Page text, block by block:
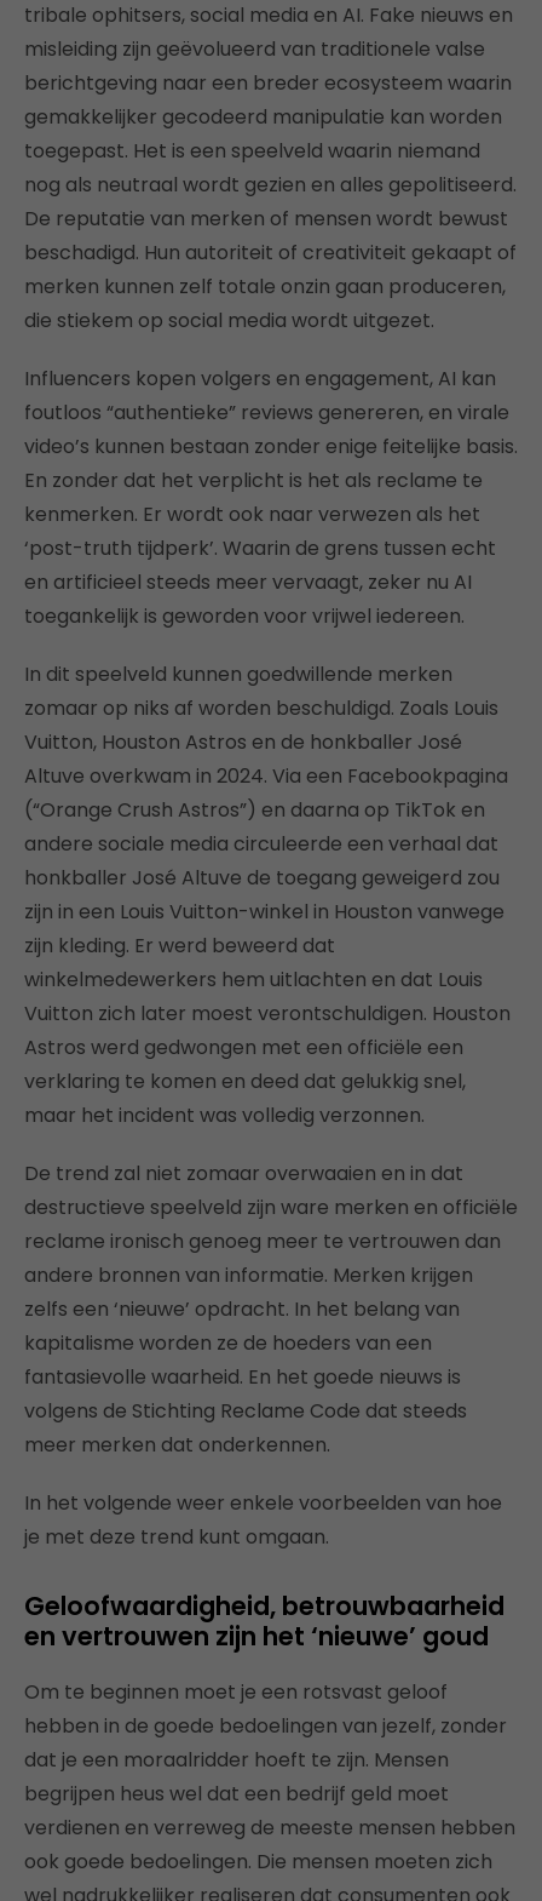
tribale ophitsers, social media en AI. Fake nieuws en
misleiding zijn geëvolueerd van traditionele valse
berichtgeving naar een breder ecosysteem waarin
gemakkelijker gecodeerd manipulatie kan worden
toegepast. Het is een speelveld waarin niemand
nog als neutraal wordt gezien en alles gepolitiseerd.
De reputatie van merken of mensen wordt bewust
beschadigd. Hun autoriteit of creativiteit gekaapt of
merken kunnen zelf totale onzin gaan produceren,
die stiekem op social media wordt uitgezet.
Influencers kopen volgers en engagement, AI kan
foutloos “authentieke” reviews genereren, en virale
video’s kunnen bestaan zonder enige feitelijke basis.
En zonder dat het verplicht is het als reclame te
kenmerken. Er wordt ook naar verwezen als het
‘post-truth tijdperk’. Waarin de grens tussen echt
en artificieel steeds meer vervaagt, zeker nu AI
toegankelijk is geworden voor vrijwel iedereen.
In dit speelveld kunnen goedwillende merken
zomaar op niks af worden beschuldigd. Zoals Louis
Vuitton, Houston Astros en de honkballer José
Altuve overkwam in 2024. Via een Facebookpagina
(“Orange Crush Astros”) en daarna op TikTok en
andere sociale media circuleerde een verhaal dat
honkballer José Altuve de toegang geweigerd zou
zijn in een Louis Vuitton-winkel in Houston vanwege
zijn kleding. Er werd beweerd dat
winkelmedewerkers hem uitlachten en dat Louis
Vuitton zich later moest verontschuldigen. Houston
Astros werd gedwongen met een officiële een
verklaring te komen en deed dat gelukkig snel,
maar het incident was volledig verzonnen.
De trend zal niet zomaar overwaaien en in dat
destructieve speelveld zijn ware merken en officiële
reclame ironisch genoeg meer te vertrouwen dan
andere bronnen van informatie. Merken krijgen
zelfs een ‘nieuwe’ opdracht. In het belang van
kapitalisme worden ze de hoeders van een
fantasievolle waarheid. En het goede nieuws is
volgens de Stichting Reclame Code dat steeds
meer merken dat onderkennen.
In het volgende weer enkele voorbeelden van hoe
je met deze trend kunt omgaan.
Geloofwaardigheid, betrouwbaarheid
en vertrouwen zijn het ‘nieuwe’ goud
Om te beginnen moet je een rotsvast geloof
hebben in de goede bedoelingen van jezelf, zonder
dat je een moraalridder hoeft te zijn. Mensen
begrijpen heus wel dat een bedrijf geld moet
verdienen en verreweg de meeste mensen hebben
ook goede bedoelingen. Die mensen moeten zich